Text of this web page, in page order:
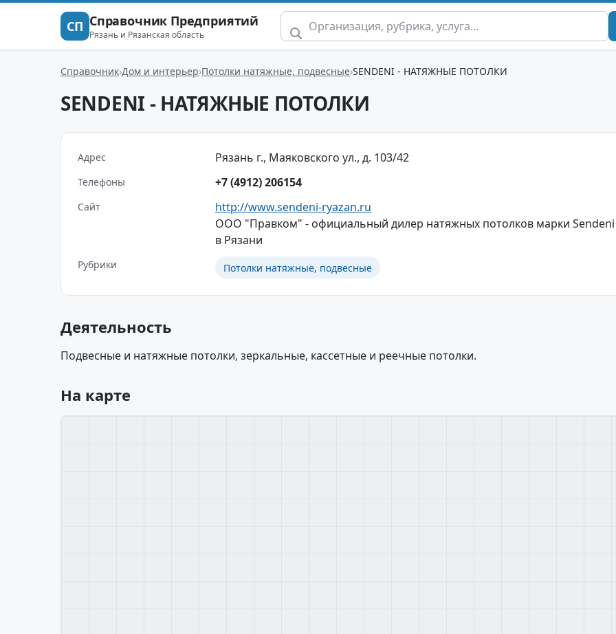
СП Справочник Предприятий
Рязань и Рязанская область
Справочник Дом и интерьер Потолки натяжные, подвесные SENDENI - НАТЯЖНЫЕ ПОТОЛКИ
SENDENI - НАТЯЖНЫЕ ПОТОЛКИ
Адрес Рязань г., Маяковского ул., д. 103/42
Телефоны +7 (4912) 206154
Сайт
http://www.sendeni-ryazan.ru
ООО "Правком" - официальный дилер натяжных потолков марки Sendeni
в Рязани
Рубрики Потолки натяжные, подвесные
Деятельность
Подвесные и натяжные потолки, зеркальные, кассетные и реечные потолки.
На карте